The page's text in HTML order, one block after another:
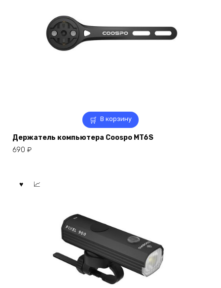
В корзину
Держатель компьютера Coospo MT6S
690 ₽